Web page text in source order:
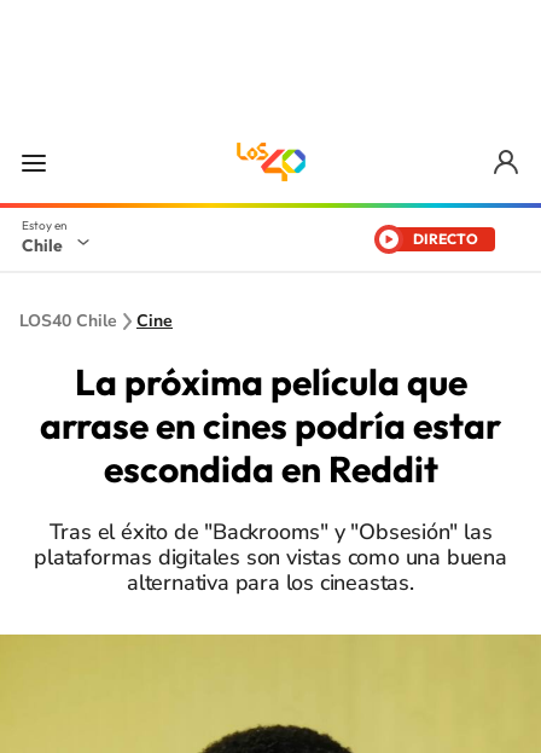
Chile DIRECTO
LOS40 Chile Cine
La próxima película que
arrase en cines podría estar
escondida en Reddit
Tras el éxito de "Backrooms" y "Obsesión" las
plataformas digitales son vistas como una buena
alternativa para los cineastas.